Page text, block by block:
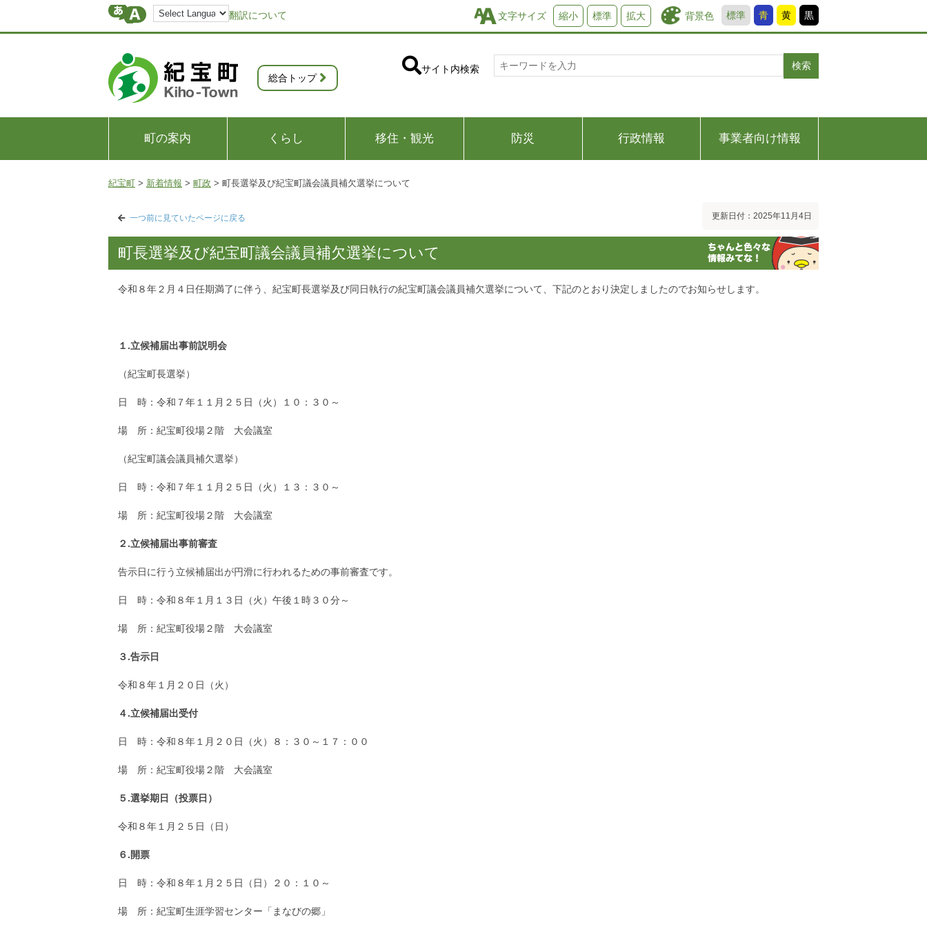
翻訳について 背景色 標準 青 黄 黒
文字サイズ 縮小 標準 拡大
総合トップ
サイト内検索 検索
町の案内 くらし 移住・観光 防災 行政情報 事業者向け情報
紀宝町 > 新着情報 > 町政 > 町長選挙及び紀宝町議会議員補欠選挙について
一つ前に見ていたページに戻る 更新日付：2025年11月4日
町長選挙及び紀宝町議会議員補欠選挙について
令和８年２月４日任期満了に伴う、紀宝町長選挙及び同日執行の紀宝町議会議員補欠選挙について、下記のとおり決定しましたのでお知らせします。
１.立候補届出事前説明会
（紀宝町長選挙）
日 時：令和７年１１月２５日（火）１０：３０～
場 所：紀宝町役場２階 大会議室
（紀宝町議会議員補欠選挙）
日 時：令和７年１１月２５日（火）１３：３０～
場 所：紀宝町役場２階 大会議室
２.立候補届出事前審査
告示日に行う立候補届出が円滑に行われるための事前審査です。
日 時：令和８年１月１３日（火）午後１時３０分～
場 所：紀宝町役場２階 大会議室
３.告示日
令和８年１月２０日（火）
４.立候補届出受付
日 時：令和８年１月２０日（火）８：３０～１７：００
場 所：紀宝町役場２階 大会議室
５.選挙期日（投票日）
令和８年１月２５日（日）
６.開票
日 時：令和８年１月２５日（日）２０：１０～
場 所：紀宝町生涯学習センター「まなびの郷」